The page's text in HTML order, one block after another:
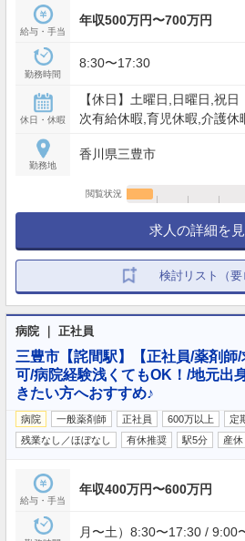
給与・手当
年収500万円〜700万円
勤務時間
8:30〜17:30
休日・休暇
【休日】土曜日,日曜日,祝
次有給休暇,育児休暇,介護
勤務地
香川県三豊市
閲覧状況
求人の詳細を
検討リスト（要
病院 ｜ 正社員
三豊市【詫間駅】【正社員/薬剤師
可/病院経験浅くてもOK！/地元出
きたい方へおすすめ♪
病院 一般薬剤師 正社員 600万以上 定
残業なし／ほぼなし
有休推奨 駅5分 産
給与・手当
年収400万円〜600万円
月〜土）8:30〜17:30 / 9:00